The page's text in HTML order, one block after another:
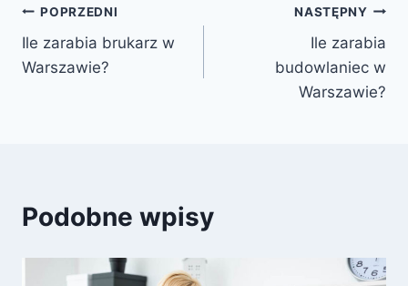
Nawigacja
wpisu
POPRZEDNI
Ile zarabia brukarz w
Warszawie?
NASTĘPNY
Ile zarabia
budowlaniec w
Warszawie?
Podobne wpisy